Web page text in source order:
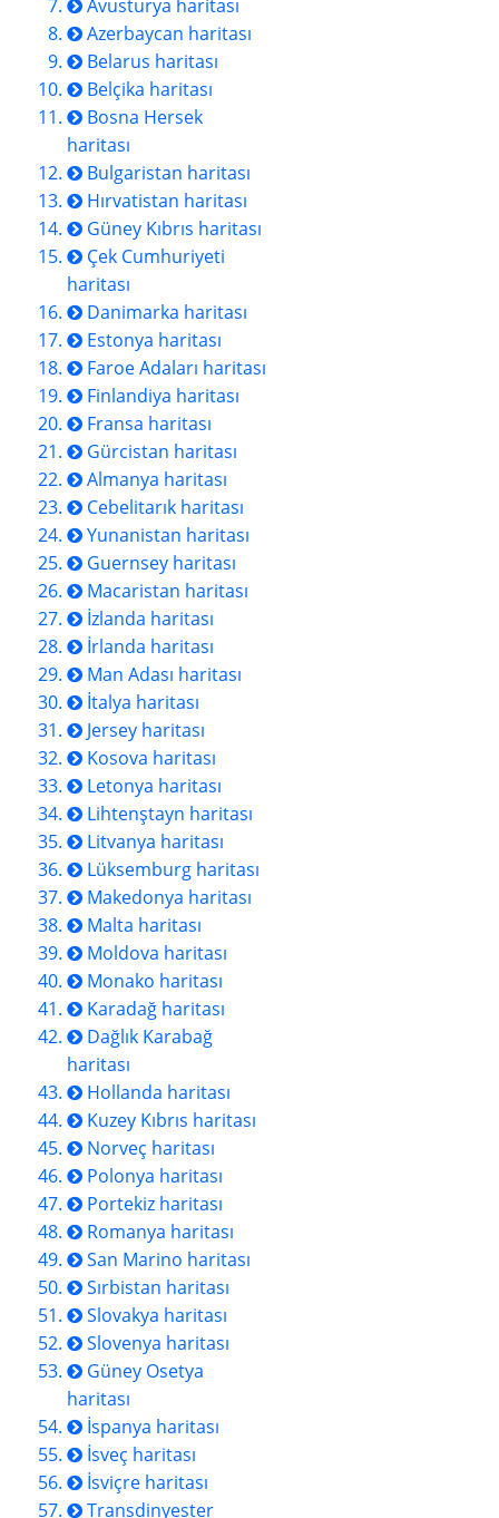
Avusturya haritası
Azerbaycan haritası
Belarus haritası
Belçika haritası
Bosna Hersek
haritası
Bulgaristan haritası
Hırvatistan haritası
Güney Kıbrıs haritası
Çek Cumhuriyeti
haritası
Danimarka haritası
Estonya haritası
Faroe Adaları haritası
Finlandiya haritası
Fransa haritası
Gürcistan haritası
Almanya haritası
Cebelitarık haritası
Yunanistan haritası
Guernsey haritası
Macaristan haritası
İzlanda haritası
İrlanda haritası
Man Adası haritası
İtalya haritası
Jersey haritası
Kosova haritası
Letonya haritası
Lihtenştayn haritası
Litvanya haritası
Lüksemburg haritası
Makedonya haritası
Malta haritası
Moldova haritası
Monako haritası
Karadağ haritası
Dağlık Karabağ
haritası
Hollanda haritası
Kuzey Kıbrıs haritası
Norveç haritası
Polonya haritası
Portekiz haritası
Romanya haritası
San Marino haritası
Sırbistan haritası
Slovakya haritası
Slovenya haritası
Güney Osetya
haritası
İspanya haritası
İsveç haritası
İsviçre haritası
Transdinyester